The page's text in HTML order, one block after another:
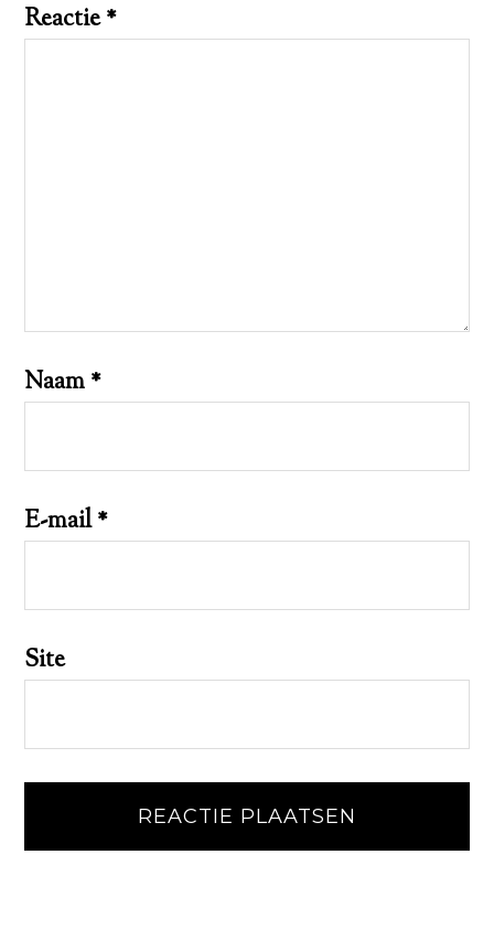
Reactie*
Naam*
E-mail*
Site